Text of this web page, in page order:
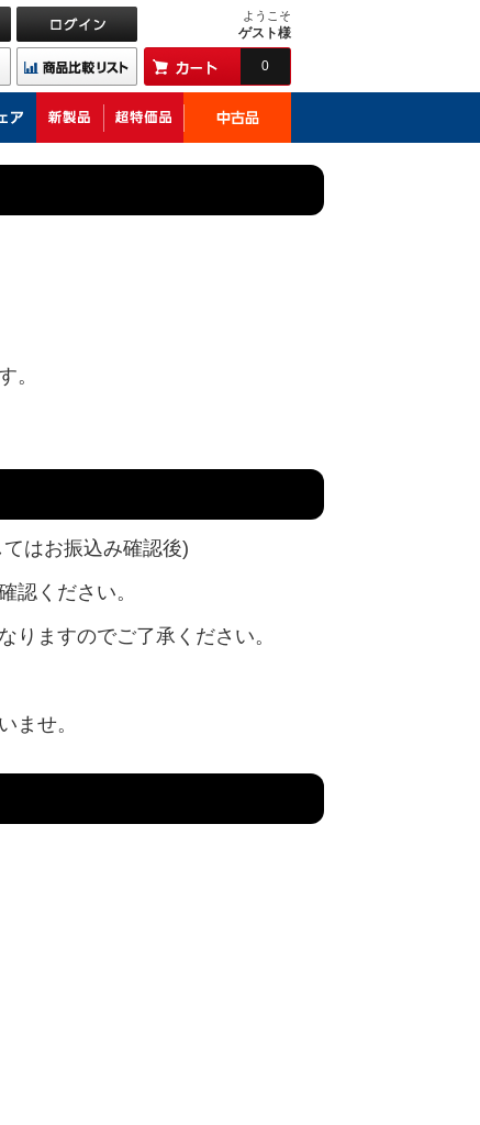
ようこそ
ゲスト様
0
。
はお振込み確認後)
認ください。
ますのでご了承ください。
ませ。